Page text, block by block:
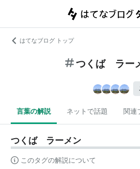
はてなブログ トップ
つくば ラー
言葉の解説 ネットで話題 関連
つくば ラーメン
このタグの解説について